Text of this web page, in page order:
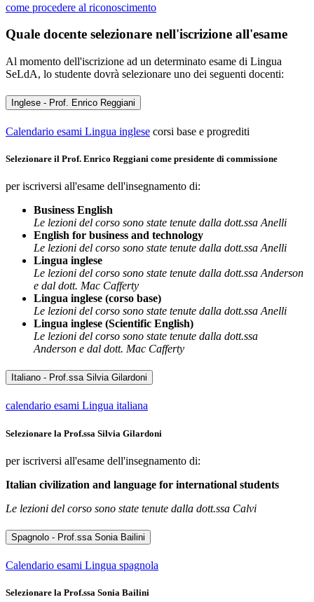
come procedere al riconoscimento
Quale docente selezionare nell'iscrizione all'esame
Al momento dell'iscrizione ad un determinato esame di Lingua
SeLdA, lo studente dovrà selezionare uno dei seguenti docenti:
Inglese - Prof. Enrico Reggiani
Calendario esami Lingua inglese corsi base e progrediti
Selezionare il Prof. Enrico Reggiani come presidente di commissione
per iscriversi all'esame dell'insegnamento di:
Business English
Le lezioni del corso sono state tenute dalla dott.ssa Anelli
English for business and technology
Le lezioni del corso sono state tenute dalla dott.ssa Anelli
Lingua inglese
Le lezioni del corso sono state tenute dalla dott.ssa Anderson
e dal dott. Mac Cafferty
Lingua inglese (corso base)
Le lezioni del corso sono state tenute dalla dott.ssa Anelli
Lingua inglese (Scientific English)
Le lezioni del corso sono state tenute dalla dott.ssa
Anderson e dal dott. Mac Cafferty
Italiano - Prof.ssa Silvia Gilardoni
calendario esami Lingua italiana
Selezionare la Prof.ssa Silvia Gilardoni
per iscriversi all'esame dell'insegnamento di:
Italian civilization and language for international students
Le lezioni del corso sono state tenute dalla dott.ssa Calvi
Spagnolo - Prof.ssa Sonia Bailini
Calendario esami Lingua spagnola
Selezionare la Prof.ssa Sonia Bailini